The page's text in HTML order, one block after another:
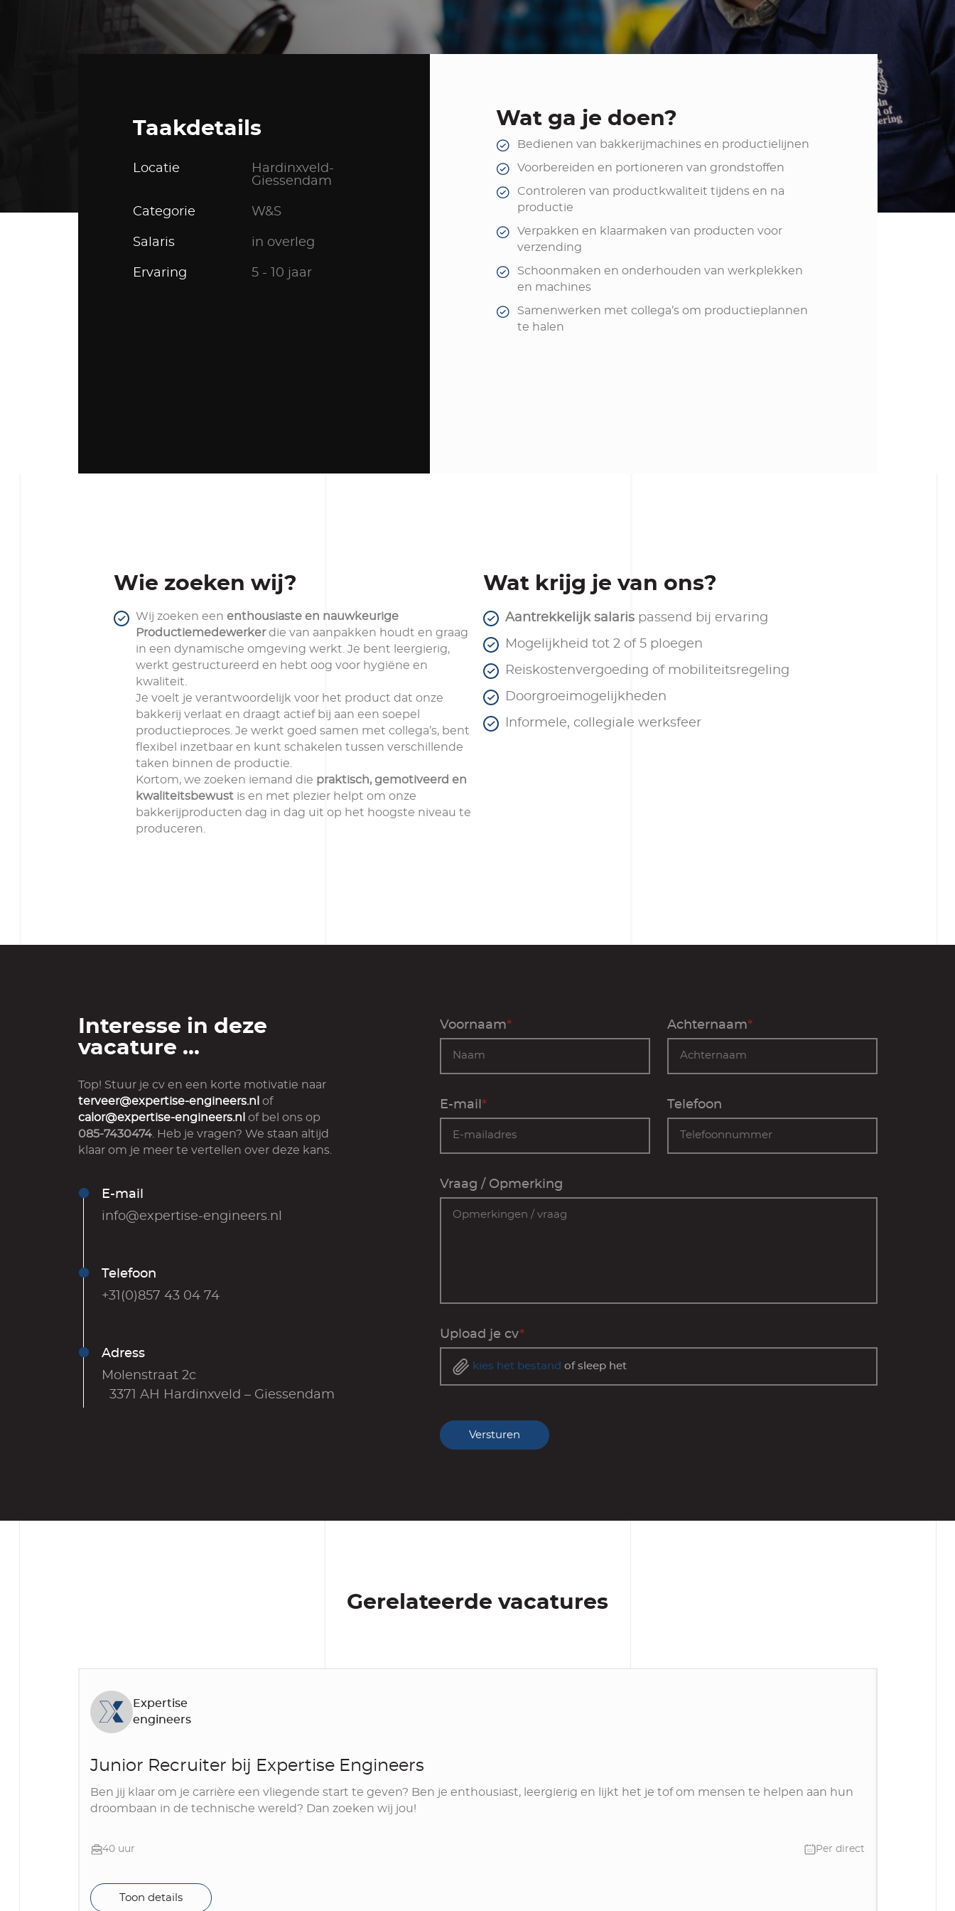
Taakdetails
Locatie
Hardinxveld-
Giessendam
Categorie W&S
Salaris in overleg
Ervaring 5 - 10 jaar
Wat ga je doen?
Bedienen van bakkerijmachines en productielijnen
Voorbereiden en portioneren van grondstoffen
Controleren van productkwaliteit tijdens en na
productie
Verpakken en klaarmaken van producten voor
verzending
Schoonmaken en onderhouden van werkplekken
en machines
Samenwerken met collega’s om productieplannen
te halen
Wie zoeken wij?
Wij zoeken een enthousiaste en nauwkeurige
Productiemedewerkerdie van aanpakken houdt en graag
in een dynamische omgeving werkt. Je bent leergierig,
werkt gestructureerd en hebt oog voor hygiëne en
kwaliteit.
Je voelt je verantwoordelijk voor het product dat onze
bakkerij verlaat en draagt actief bij aan een soepel
productieproces. Je werkt goed samen met collega’s, bent
flexibel inzetbaar en kunt schakelen tussen verschillende
taken binnen de productie.
Kortom, we zoeken iemand die praktisch, gemotiveerd en
kwaliteitsbewustis en met plezier helpt om onze
bakkerijproducten dag in dag uit op het hoogste niveau te
produceren.
Wat krijg je van ons?
Aantrekkelijk salarispassend bij ervaring
Mogelijkheid tot 2 of 5 ploegen
Reiskostenvergoeding of mobiliteitsregeling
Doorgroeimogelijkheden
Informele, collegiale werksfeer
Interesse in deze
vacature ...
Top! Stuur je cv en een korte motivatie naar
terveer@expertise-engineers.nl of
calor@expertise-engineers.nl of bel ons op
085-7430474. Heb je vragen? We staan altijd
klaar om je meer te vertellen over deze kans.
E-mail
info@expertise-engineers.nl
Telefoon
+31(0)857 43 04 74
Adress
Molenstraat 2c
3371 AH Hardinxveld – Giessendam
Voornaam* Achternaam*
E-mail * Telefoon
Vraag / Opmerking
Upload je cv*
kies het bestand of sleep het
Versturen
Gerelateerde vacatures
Expertise
engineers
Junior Recruiter bij Expertise Engineers
Ben jij klaar om je carrière een vliegende start te geven? Ben je enthousiast, leergierig en lijkt het je tof om mensen te helpen aan hun
droombaan in de technische wereld? Dan zoeken wij jou!
40 uur Per direct
Toon details